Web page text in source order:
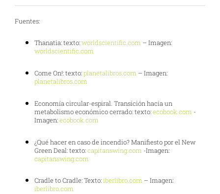
Fuentes:
Thanatia: texto:worldscientific.com – Imagen:
worldscientific.com
Come On!: texto:planetalibros.com – Imagen:
planetalibros.com
Economía circular-espiral. Transición hacia un
metabolismo económico cerrado: texto:ecobook.com -
Imagen:ecobook.com
¿Qué hacer en caso de incendio? Manifiesto por el New
Green Deal: texto:capitanswing.com -Imagen:
capitanswing.com
Cradle to Cradle: Texto:iberlibro.com – Imagen:
iberlibro.com